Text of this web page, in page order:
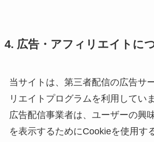
4. 広告・アフィリエイトに
当サイトは、第三者配信の広告サ
リエイトプログラムを利用してい
広告配信事業者は、ユーザーの興
を表示するためにCookieを使用す